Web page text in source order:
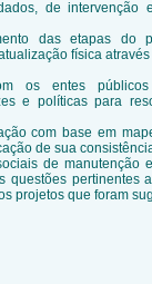
de intervenção
das etapas do
física
os entes
e políticas para
com base em
de sua
de manutenção
questões pertinentes
projetos que foram